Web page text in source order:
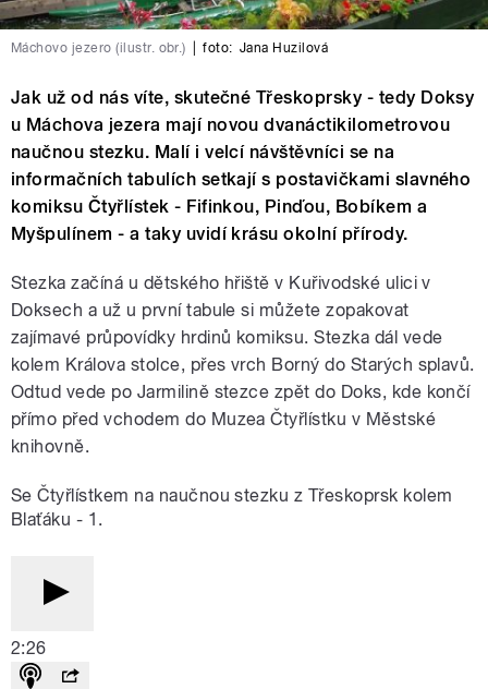
Máchovo jezero (ilustr. obr.) foto: Jana Huzilová
Jak už od nás víte, skutečné Třeskoprsky - tedy Doksy
u Máchova jezera mají novou dvanáctikilometrovou
naučnou stezku. Malí i velcí návštěvníci se na
informačních tabulích setkají s postavičkami slavného
komiksu Čtyřlístek - Fifinkou, Pinďou, Bobíkem a
Myšpulínem - a taky uvidí krásu okolní přírody.
Stezka začíná u dětského hřiště v Kuřivodské ulici v
Doksech a už u první tabule si můžete zopakovat
zajímavé průpovídky hrdinů komiksu. Stezka dál vede
kolem Králova stolce, přes vrch Borný do Starých splavů.
Odtud vede po Jarmilině stezce zpět do Doks, kde končí
přímo před vchodem do Muzea Čtyřlístku v Městské
knihovně.
Se Čtyřlístkem na naučnou stezku z Třeskoprsk kolem
Blaťáku - 1.
2:26